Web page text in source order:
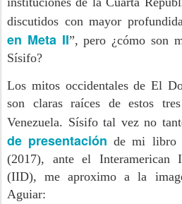
discutidos con mayor
en Meta II”, pero ¿cómo son
Sísifo?
Los mitos occidentales de El
son claras raíces de estos
Venezuela. Sísifo tal vez no
de presentación de mi libro
(2017), ante el Interamerican
(IID), me aproximo a la
Aguiar: